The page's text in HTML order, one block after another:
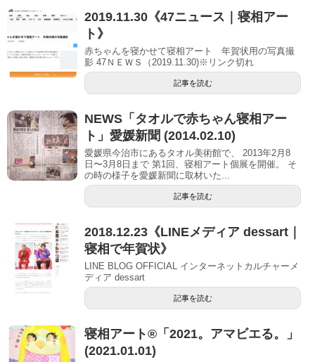
2019.11.30《47ニュース｜寝相アー
ト》
赤ちゃんを寝かせて寝相アート 年賀状用の写真撮
影 47ＮＥＷＳ（2019.11.30)※リンク切れ
記事を読む
NEWS「タオルで赤ちゃん寝相アー
ト」愛媛新聞 (2014.02.10)
愛媛県今治市にあるタオル美術館で、 2013年2月8
日〜3月8日まで 第1回、寝相アート個展を開催。 そ
の時の様子を愛媛新聞に取材いた...
記事を読む
2018.12.23《LINEメディア dessart｜
寝相で年賀状》
LINE BLOG OFFICIAL インターネットカルチャーメ
ディア dessart
記事を読む
寝相アート®︎「2021。アマビエる。」
(2021.01.01)